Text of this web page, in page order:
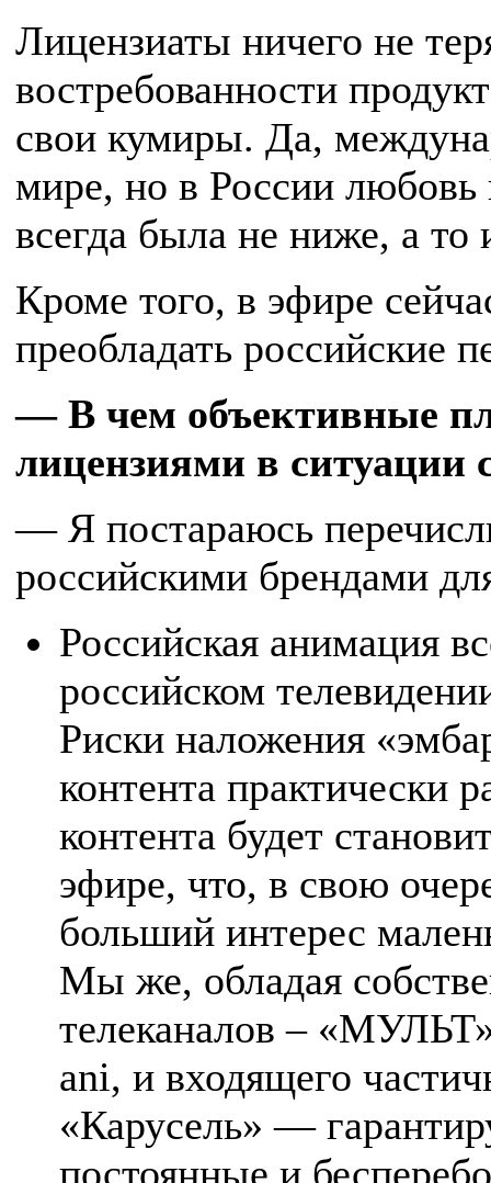
Лицензиаты ничего не
востребованности
свои кумиры. Да,
мире, но в России
всегда была не ниже, а
Кроме того, в эфире
преобладать российские
— В чем объективные
лицензиями в ситуации
— Я постараюсь
российскими брендами
Российская анимация
российском
Риски наложения
контента практически
контента будет
эфире, что, в свою
больший интерес
Мы же, обладая
телеканалов –
ani, и входящего
«Карусель» —
постоянные и